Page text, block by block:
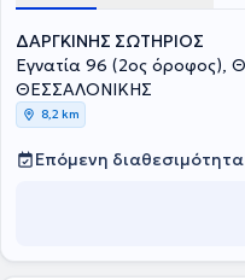
ΔΑΡΓΚΙΝΗΣ ΣΩΤΗΡΙΟΣ
Εγνατία 96 (2ος όροφος), Θεσσαλονίκη, ΝΟΜΟΣ
ΘΕΣΣΑΛΟΝΙΚΗΣ
8,2 km
Επόμενη διαθεσιμότητα